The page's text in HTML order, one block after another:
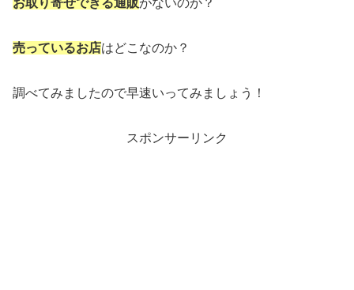
お取り寄せできる通販がないのか？
売っているお店はどこなのか？
調べてみましたので早速いってみましょう！
スポンサーリンク